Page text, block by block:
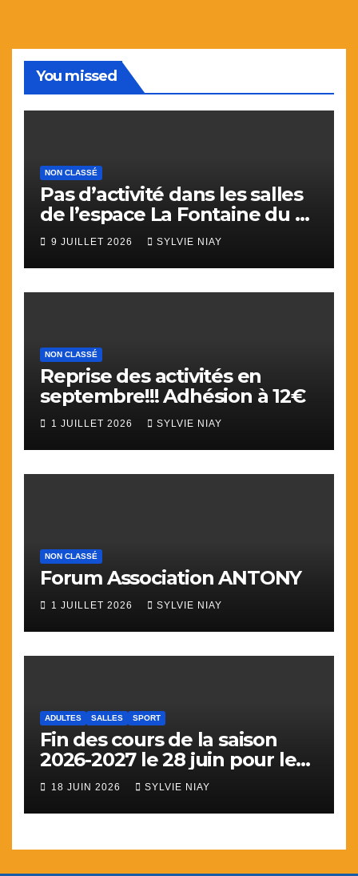
You missed
NON CLASSÉ
Pas d’activité dans les salles
de l’espace La Fontaine du 9
juillet au 31 aout.
9 JUILLET 2026 SYLVIE NIAY
NON CLASSÉ
Reprise des activités en
septembre!!! Adhésion à 12€
1 JUILLET 2026 SYLVIE NIAY
NON CLASSÉ
Forum Association ANTONY
1 JUILLET 2026 SYLVIE NIAY
ADULTES SALLES SPORT
Fin des cours de la saison
2026-2027 le 28 juin pour le
sport
18 JUIN 2026 SYLVIE NIAY